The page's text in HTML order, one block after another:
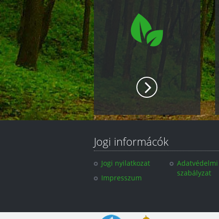
Jogi informácók
Jogi nyilatkozat
Adatvédelmi
szabályzat
Impresszum